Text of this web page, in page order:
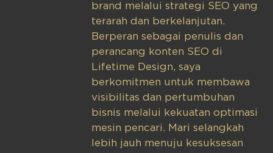
brand melalui strategi SEO yang
terarah dan berkelanjutan.
Berperan sebagai penulis dan
perancang konten SEO di
Lifetime Design, saya
berkomitmen untuk membawa
visibilitas dan pertumbuhan
bisnis melalui kekuatan optimasi
mesin pencari. Mari selangkah
lebih jauh menuju kesuksesan